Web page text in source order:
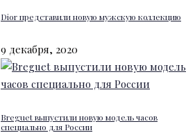
Dior представили новую мужскую коллекцию
9 декабря, 2020
Breguet выпустили новую модель часов
специально для России